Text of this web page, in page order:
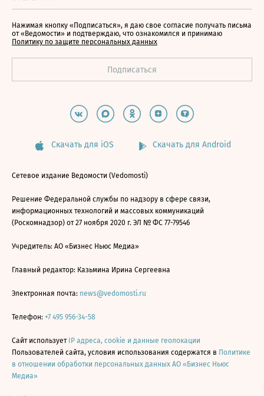
Нажимая кнопку «Подписаться», я даю свое согласие получать письма
от «Ведомости» и подтверждаю, что ознакомился и принимаю
Политику по защите персональных данных
Скачать для iOS Скачать для Android
Сетевое издание Ведомости (Vedomosti)
Решение Федеральной службы по надзору в сфере связи,
информационных технологий и массовых коммуникаций
(Роскомнадзор) от 27 ноября 2020 г. ЭЛ № ФС 77-79546
Учредитель: АО «Бизнес Ньюс Медиа»
Главный редактор: Казьмина Ирина Сергеевна
Электронная почта: news@vedomosti.ru
Телефон: +7 495 956-34-58
Сайт использует IP адреса, cookie и данные геолокации
Пользователей сайта, условия использования содержатся в Политике
в отношении обработки персональных данных АО «Бизнес Ньюс
Медиа»